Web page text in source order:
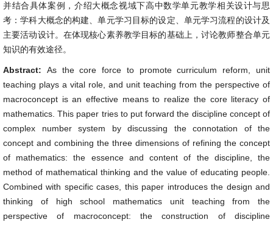
并结合具体案例，介绍大概念视域下高中数学单元教学相关设计与思
考：学科大概念的构建、单元学习目标的设定、单元学习流程的设计及
主要活动设计。在体现核心素养教学目标的基础上，讨论教师整合单元
知识的有效途径。
Abstract: As the core force to promote curriculum reform, unit
teaching plays a vital role, and unit teaching from the perspective of
macroconcept is an effective means to realize the core literacy of
mathematics. This paper tries to put forward the discipline concept of
complex number system by discussing the connotation of the
concept and combining the three dimensions of refining the concept
of mathematics: the essence and content of the discipline, the
method of mathematical thinking and the value of educating people.
Combined with specific cases, this paper introduces the design and
thinking of high school mathematics unit teaching from the
perspective of macroconcept: the construction of discipline